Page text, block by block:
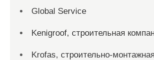
Global Service
Kenigroof, строительная
Krofas, строительно-